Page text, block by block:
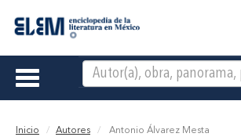
Toggle
Inicio Autores Antonio Álvarez Mesta